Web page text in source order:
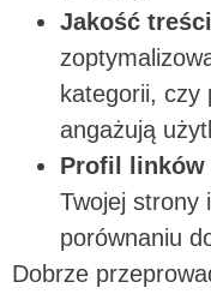
Jakość treści
kategorii, czy
angażują
Profil linków
Twojej strony
porównaniu
Dobrze